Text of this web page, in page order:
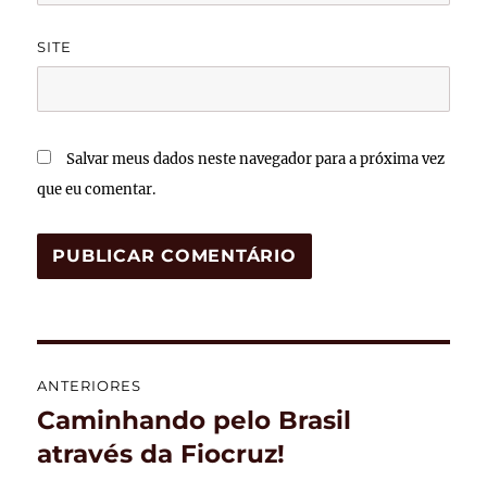
SITE
Salvar meus dados neste navegador para a próxima vez
que eu comentar.
de
Post
ANTERIORES
Post
anterior:
Caminhando pelo Brasil
através da Fiocruz!